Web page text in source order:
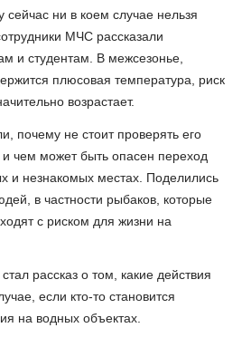
ни в коем случае нельзя
МЧС рассказали
и студентам. В межсезонье,
плюсовая температура, риск
возрастает.
почему не стоит проверять его
и чем может быть опасен переход
и незнакомых местах. Поделились
в частности рыбаков, которые
с риском для жизни на
рассказ о том, какие действия
если кто-то становится
на водных объектах.